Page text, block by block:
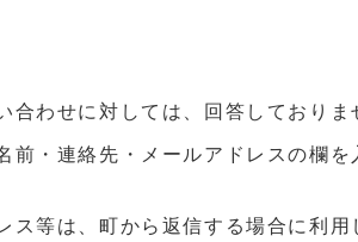
わせに対しては、回答しておりま
前・連絡先・メールアドレスの欄
ス等は、町から返信する場合に利用